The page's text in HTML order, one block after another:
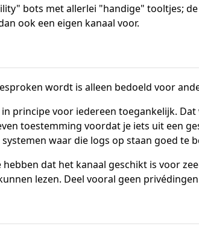
bots met allerlei "handige" tooltjes;
ook een eigen kanaal voor.
wordt is alleen bedoeld voor
in principe voor iedereen toegankelijk.
toestemming voordat je iets uit een
waar die logs op staan goed te
dat het kanaal geschikt is voor
lezen. Deel vooral geen